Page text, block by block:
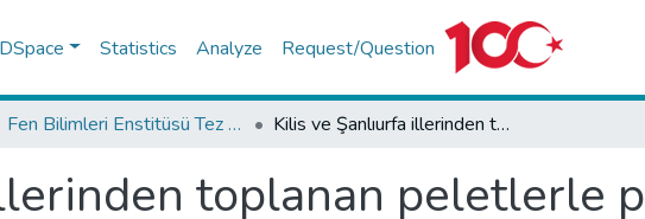
Statistics Analyze Request/Question
Fen Bilimleri Enstitüsü Tez Koleksiyonu Kilis ve Şanlıurfa illerinden toplanan peletlerle peçeli baykuş, Tyto alba (Scopoli, 1769) ve kukumav, Athene noctua (Scopoli, 1769) besin analizi
toplanan peletlerle